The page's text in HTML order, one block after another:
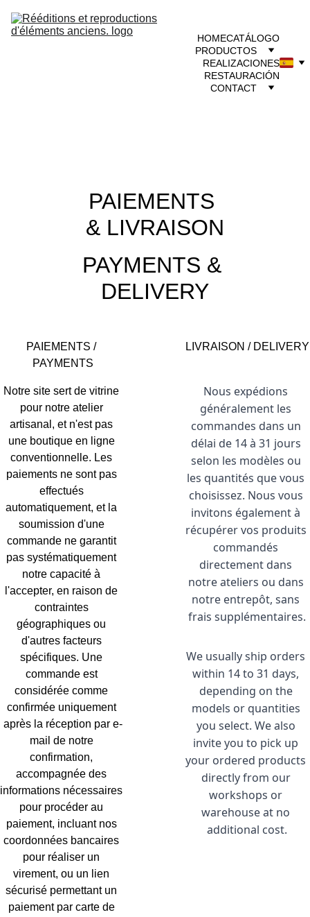
HOMECATÁLOGO
PRODUCTOS
REALIZACIONES
RESTAURACIÓN
CONTACT
PAIEMENTS
& LIVRAISON
PAYMENTS &
DELIVERY
PAIEMENTS /
PAYMENTS
Notre site sert de vitrine
pour notre atelier
artisanal, et n'est pas
une boutique en ligne
conventionnelle. Les
paiements ne sont pas
effectués
automatiquement, et la
soumission d'une
commande ne garantit
pas systématiquement
notre capacité à
l'accepter, en raison de
contraintes
géographiques ou
d'autres facteurs
spécifiques. Une
commande est
considérée comme
confirmée uniquement
après la réception par e-
mail de notre
confirmation,
accompagnée des
informations nécessaires
pour procéder au
paiement, incluant nos
coordonnées bancaires
pour réaliser un
virement, ou un lien
sécurisé permettant un
paiement par carte de
LIVRAISON / DELIVERY
Nous expédions
généralement les
commandes dans un
délai de 14 à 31 jours
selon les modèles ou
les quantités que vous
choisissez. Nous vous
invitons également à
récupérer vos produits
commandés
directement dans
notre ateliers ou dans
notre entrepôt, sans
frais supplémentaires.
We usually ship orders
within 14 to 31 days,
depending on the
models or quantities
you select. We also
invite you to pick up
your ordered products
directly from our
workshops or
warehouse at no
additional cost.